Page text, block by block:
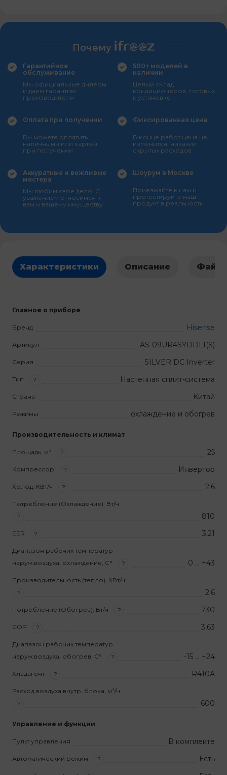
Почему
Гарантийное
обслуживание
Мы официальные дилеры
и даем гарантию
производителя
500+ моделей в
наличии
Целый склад
кондиционеров, готовых
к установке
Оплата при получении
Вы можете оплатить
наличными или картой
при получении
Фиксированная цена
В конце работ цена не
изменится, никаких
скрытых расходов
Аккуратные и вежливые
мастера
Мы любим свое дело. С
уважением относимся к
вам и вашему имуществу
Шоурум в Москве
Приезжайте к нам и
протестируйте наш
продукт в реальности
Характеристики Описание
Главное о приборе
Бренд Hisense
Артикул AS-09UR4SYDDL1(S)
Серия SILVER DC Inverter
Тип ? Настенная сплит-система
Страна Китай
Режимы охлаждение и обогрев
Производительность и климат
Площадь, м² ? 25
Компрессор ? Инвертор
Холод, КВт/ч ? 2.6
Потребление (Охлаждение), Вт/ч
?
810
EER ? 3,21
Диапазон рабочих температур
наруж.воздуха, охлаждение, С°
? 0 … +43
Производительность (тепло), КВт/ч
?
2.6
Потребление (Обогрев), Вт/ч ? 730
COP ? 3,63
Диапазон рабочих температур
наруж.воздуха, обогрев, С°
? -15 … +24
Хладагент ? R410A
Расход воздуха внутр. блока, м³/ч
?
600
Управление и функции
Пульт управления В комплекте
Автоматический режим ? Есть